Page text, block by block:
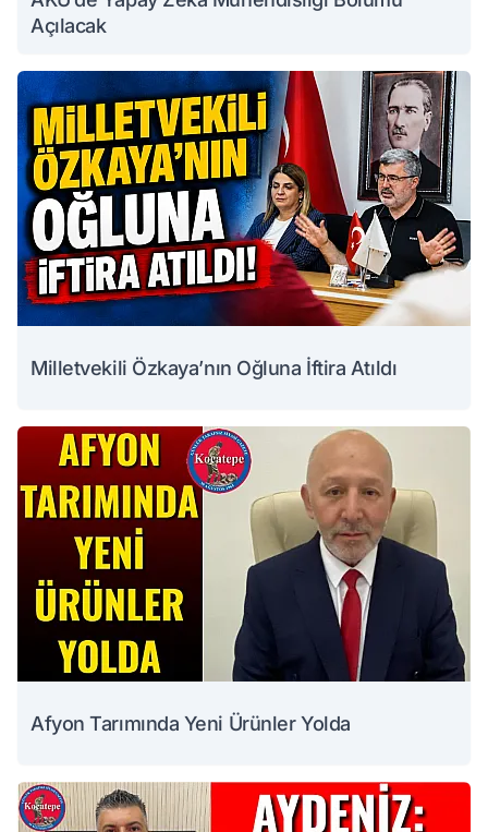
Açılacak
Milletvekili Özkaya’nın Oğluna İftira Atıldı
Afyon Tarımında Yeni Ürünler Yolda